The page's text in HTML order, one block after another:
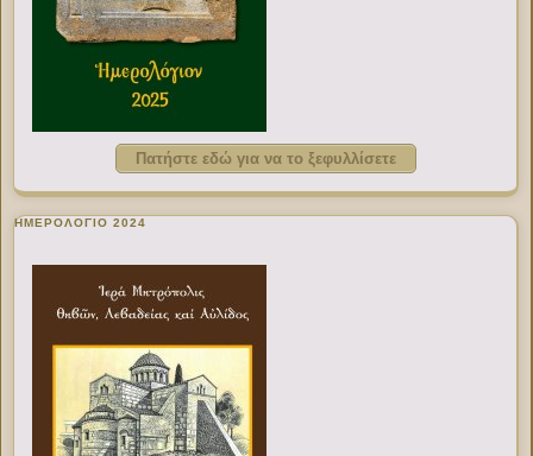
Πατήστε εδώ για να το ξεφυλλίσετε
ΗΜΕΡΟΛΟΓΙΟ 2024